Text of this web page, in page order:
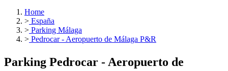
Home
> España
> Parking Málaga
> Pedrocar - Aeropuerto de Málaga P&R
Parking Pedrocar - Aeropuerto de